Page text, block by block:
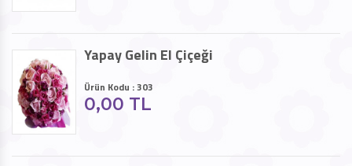
Yapay Gelin El Çiçeği
Ürün Kodu : 303
0,00 TL